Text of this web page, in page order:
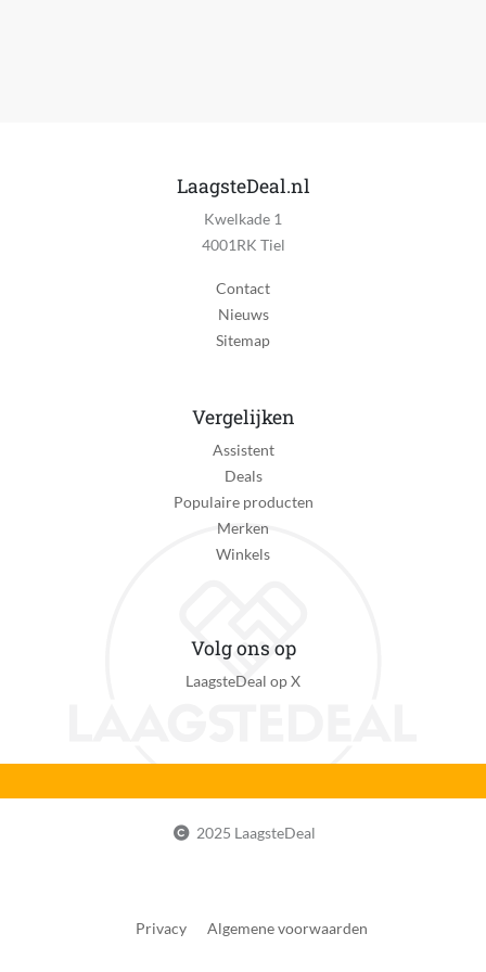
LaagsteDeal.nl
Kwelkade 1
4001RK Tiel
Contact
Nieuws
Sitemap
Vergelijken
Assistent
Deals
Populaire producten
Merken
Winkels
Volg ons op
LaagsteDeal op X
2025 LaagsteDeal
Privacy Algemene voorwaarden